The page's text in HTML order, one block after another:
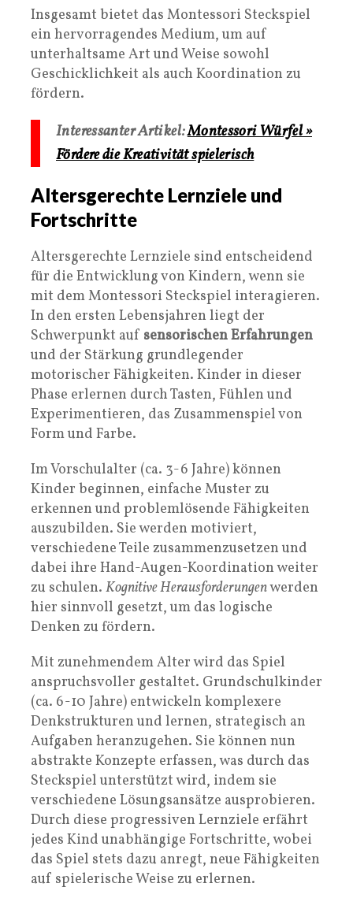
Insgesamt bietet das Montessori Steckspiel
ein hervorragendes Medium, um auf
unterhaltsame Art und Weise sowohl
Geschicklichkeit als auch Koordination zu
fördern.
Interessanter Artikel:Montessori Würfel »
Fördere die Kreativität spielerisch
Altersgerechte Lernziele und
Fortschritte
Altersgerechte Lernziele sind entscheidend
für die Entwicklung von Kindern, wenn sie
mit dem Montessori Steckspiel interagieren.
In den ersten Lebensjahren liegt der
Schwerpunkt auf sensorischen Erfahrungen
und der Stärkung grundlegender
motorischer Fähigkeiten. Kinder in dieser
Phase erlernen durch Tasten, Fühlen und
Experimentieren, das Zusammenspiel von
Form und Farbe.
Im Vorschulalter (ca. 3-6 Jahre) können
Kinder beginnen, einfache Muster zu
erkennen und problemlösende Fähigkeiten
auszubilden. Sie werden motiviert,
verschiedene Teile zusammenzusetzen und
dabei ihre Hand-Augen-Koordination weiter
zu schulen. Kognitive Herausforderungenwerden
hier sinnvoll gesetzt, um das logische
Denken zu fördern.
Mit zunehmendem Alter wird das Spiel
anspruchsvoller gestaltet. Grundschulkinder
(ca. 6-10 Jahre) entwickeln komplexere
Denkstrukturen und lernen, strategisch an
Aufgaben heranzugehen. Sie können nun
abstrakte Konzepte erfassen, was durch das
Steckspiel unterstützt wird, indem sie
verschiedene Lösungsansätze ausprobieren.
Durch diese progressiven Lernziele erfährt
jedes Kind unabhängige Fortschritte, wobei
das Spiel stets dazu anregt, neue Fähigkeiten
auf spielerische Weise zu erlernen.